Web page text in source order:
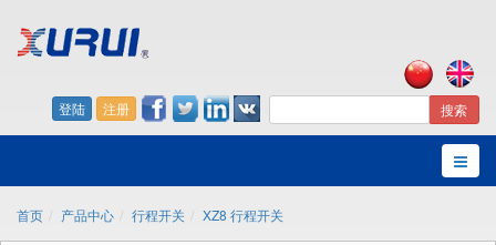
搜索
登陆 注册
首页 产品中心 行程开关 XZ8 行程开关